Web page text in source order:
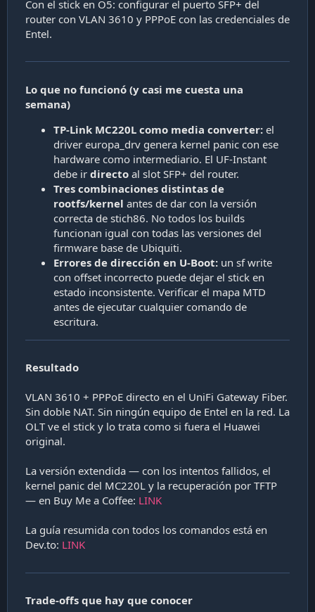
Con el stick en O5: configurar el puerto SFP+ del
router con VLAN 3610 y PPPoE con las credenciales de
Entel.
Lo que no funcionó (y casi me cuesta una
semana)
TP-Link MC220L como media converter: el
driver europa_drv genera kernel panic con ese
hardware como intermediario. El UF-Instant
debe ir directo al slot SFP+ del router.
Tres combinaciones distintas de
rootfs/kernel antes de dar con la versión
correcta de stich86. No todos los builds
funcionan igual con todas las versiones del
firmware base de Ubiquiti.
Errores de dirección en U-Boot: un sf write
con offset incorrecto puede dejar el stick en
estado inconsistente. Verificar el mapa MTD
antes de ejecutar cualquier comando de
escritura.
Resultado
VLAN 3610 + PPPoE directo en el UniFi Gateway Fiber.
Sin doble NAT. Sin ningún equipo de Entel en la red. La
OLT ve el stick y lo trata como si fuera el Huawei
original.
La versión extendida — con los intentos fallidos, el
kernel panic del MC220L y la recuperación por TFTP
— en Buy Me a Coffee: LINK
La guía resumida con todos los comandos está en
Dev.to: LINK
Trade-offs que hay que conocer